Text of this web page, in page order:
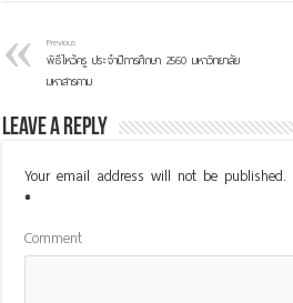
Previous
พิธีไหว้ครู ประจำปีการศึกษา 2560 มหาวิทยาลัย
มหาสารคาม
Leave a Reply
Your email address will not be published.
*
Comment